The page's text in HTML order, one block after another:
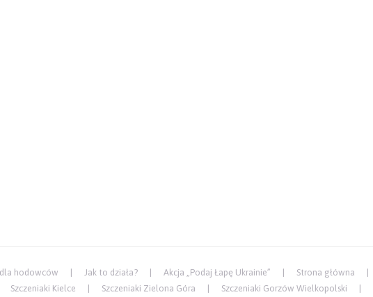
hodowców Jak to działa? Akcja „Podaj Łapę Ukrainie” Strona główna
Szczeniaki Kielce Szczeniaki Zielona Góra Szczeniaki Gorzów Wielkopolski